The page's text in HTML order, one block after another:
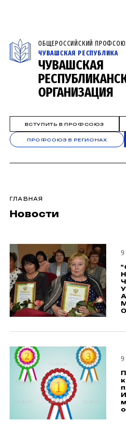
ОБЩЕРОССИЙСКИЙ
ЧУВАШСКАЯ РЕСПУБЛИКА
ЧУВАШСКАЯ
ОРГАНИЗАЦИЯ
ВСТУПИТЬ В ПРОФСОЮЗ
ПРОФСОЮЗ В РЕГИОНАХ
ГЛАВНАЯ
Новости